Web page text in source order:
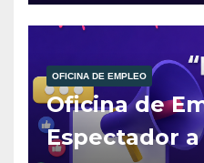
OFICINA DE EMPLEO
Oficina de
Espectador